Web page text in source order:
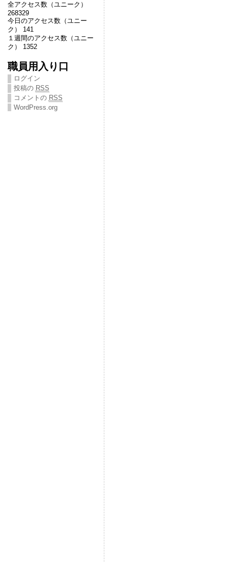
全アクセス数（ユニーク）
268329
今日のアクセス数（ユニー
ク） 141
１週間のアクセス数（ユニー
ク） 1352
職員用入り口
ログイン
投稿の RSS
コメントの RSS
WordPress.org